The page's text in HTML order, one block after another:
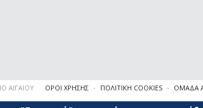
ΑΙΓΑΙΟΥ ΟΡΟΙ ΧΡΗΣΗΣ ΠΟΛΙΤΙΚΗ COOKIES ΟΜΑΔΑ